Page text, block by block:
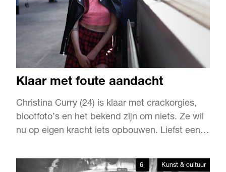
Klaar met foute aandacht
Christina Curry (24) is klaar met crackorgies,
blootfoto’s en het bekend zijn om niets. Ze wil
nu op eigen kracht iets opbouwen. Liefst een
Nederlanders kreeg ik een verkeerd beeld van
6 Kunst & cultuur